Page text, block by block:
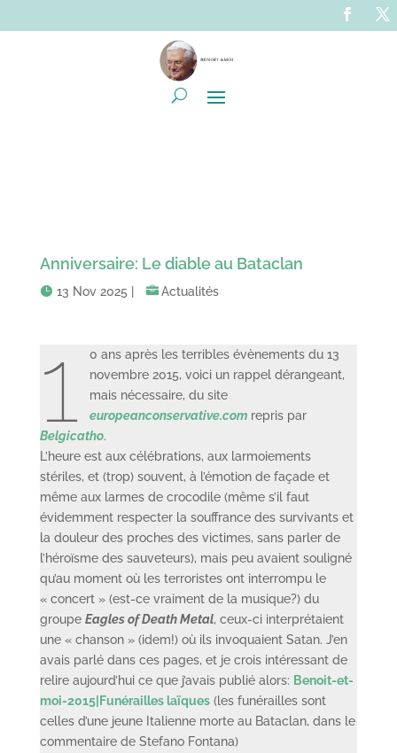
Anniversaire: Le diable au Bataclan
13 Nov 2025 Actualités
1
0 ans après les terribles évènements du 13
novembre 2015, voici un rappel dérangeant,
mais nécessaire, du site
europeanconservative.comrepris par
Belgicatho.
L’heure est aux célébrations, aux larmoiements
stériles, et (trop) souvent, à l’émotion de façade et
même aux larmes de crocodile (même s’il faut
évidemment respecter la souffrance des survivants et
la douleur des proches des victimes, sans parler de
l’héroïsme des sauveteurs), mais peu avaient souligné
qu’au moment où les terroristes ont interrompu le
« concert » (est-ce vraiment de la musique?) du
groupe Eagles of Death Metal, ceux-ci interprétaient
une « chanson » (idem!) où ils invoquaient Satan. J’en
avais parlé dans ces pages, et je crois intéressant de
relire aujourd’hui ce que j’avais publié alors: Benoit-et-
moi-2015|Funérailles laïques(les funérailles sont
celles d’une jeune Italienne morte au Bataclan, dans le
commentaire de Stefano Fontana)